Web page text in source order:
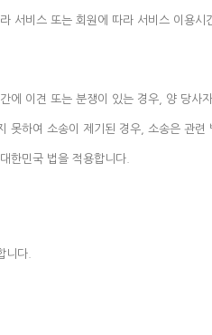
서비스 또는 회원에 따라 서비스 이용
에 이견 또는 분쟁이 있는 경우, 양 당사
못하여 소송이 제기된 경우, 소송은 관
한민국 법을 적용합니다.
니다.